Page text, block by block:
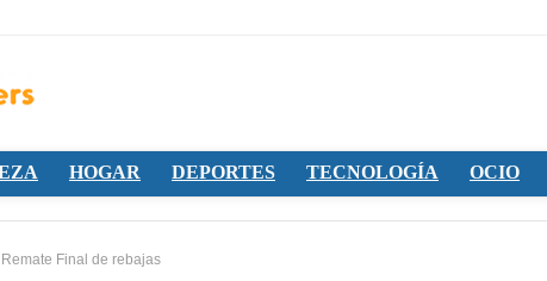
HOGAR DEPORTES TECNOLOGÍA OCIO
Final de rebajas